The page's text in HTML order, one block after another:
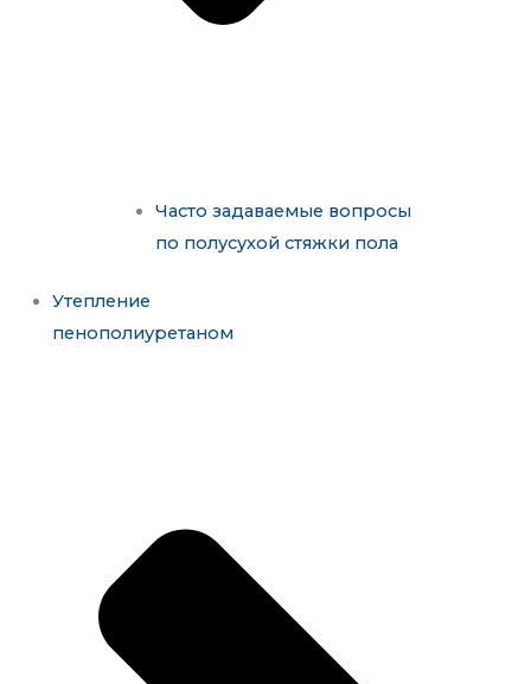
Часто задаваемые вопросы
по полусухой стяжки пола
Утепление
пенополиуретаном